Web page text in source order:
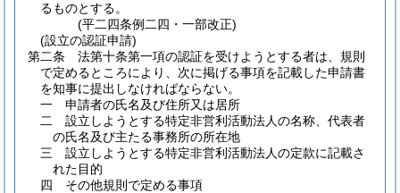
るものとする。
(平二四条例二四・一部改正)
(設立の認証申請)
第二条
法第十条第一項の認証を受けようとする者は、規則
で定めるところにより、次に掲げる事項を記載した申請書
を知事に提出しなければならない。
一
申請者の氏名及び住所又は居所
二
設立しようとする特定非営利活動法人の名称、代表者
の氏名及び主たる事務所の所在地
三
設立しようとする特定非営利活動法人の定款に記載さ
れた目的
四
その他規則で定める事項